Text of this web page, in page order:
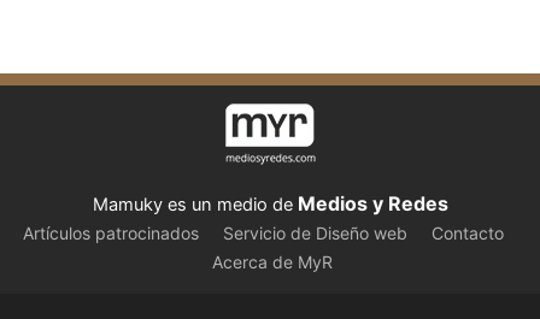
Mamuky es un medio de Medios y Redes
Artículos patrocinados Servicio de Diseño web
Contacto
Acerca de MyR